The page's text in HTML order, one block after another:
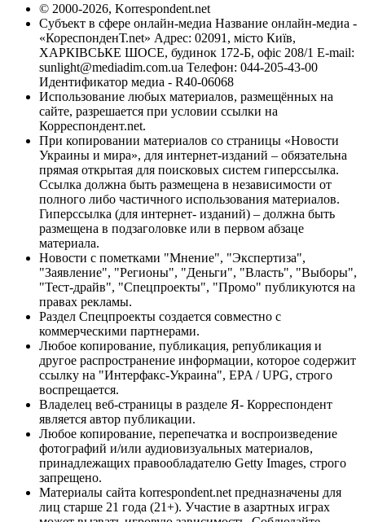
© 2000-2026, Korrespondent.net
Субъект в сфере онлайн-медиа Название онлайн-медиа -
«КореспонденТ.net» Адрес: 02091, місто Київ,
ХАРКІВСЬКЕ ШОСЕ, будинок 172-Б, офіс 208/1 E-mail:
sunlight@mediadim.com.ua Телефон: 044-205-43-00
Идентификатор медиа - R40-06068
Использование любых материалов, размещённых на
сайте, разрешается при условии ссылки на
Корреспондент.net.
При копировании материалов со страницы «Новости
Украины и мира», для интернет-изданий – обязательна
прямая открытая для поисковых систем гиперссылка.
Ссылка должна быть размещена в независимости от
полного либо частичного использования материалов.
Гиперссылка (для интернет- изданий) – должна быть
размещена в подзаголовке или в первом абзаце
материала.
Новости с пометками "Мнение", "Экспертиза",
"Заявление", "Регионы", "Деньги", "Власть", "Выборы",
"Тест-драйв", "Спецпроекты", "Промо" публикуются на
правах рекламы.
Раздел Спецпроекты создается совместно с
коммерческими партнерами.
Любое копирование, публикация, републикация и
другое распространение информации, которое содержит
ссылку на "Интерфакс-Украина", EPA / UPG, строго
воспрещается.
Владелец веб-страницы в разделе Я- Корреспондент
является автор публикации.
Любое копирование, перепечатка и воспроизведение
фотографий и/или аудиовизуальных материалов,
принадлежащих правообладателю Getty Images, строго
запрещено.
Материалы сайта korrespondent.net предназначены для
лиц старше 21 года (21+). Участие в азартных играх